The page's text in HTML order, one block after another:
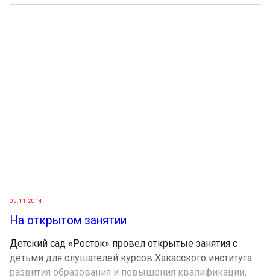
05.11.2014
На открытом занятии
Детский сад «Росток» провел открытые занятия с
детьми для слушателей курсов Хакасского института
развития образования и повышения квалификации,